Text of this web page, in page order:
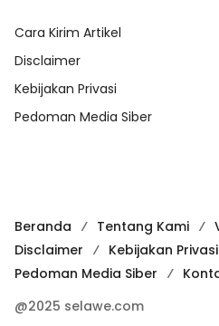
Cara Kirim Artikel
Disclaimer
Kebijakan Privasi
Pedoman Media Siber
Beranda Tentang Kami
Disclaimer
Kebijakan Privasi
Pedoman Media Siber
@2025 selawe.com